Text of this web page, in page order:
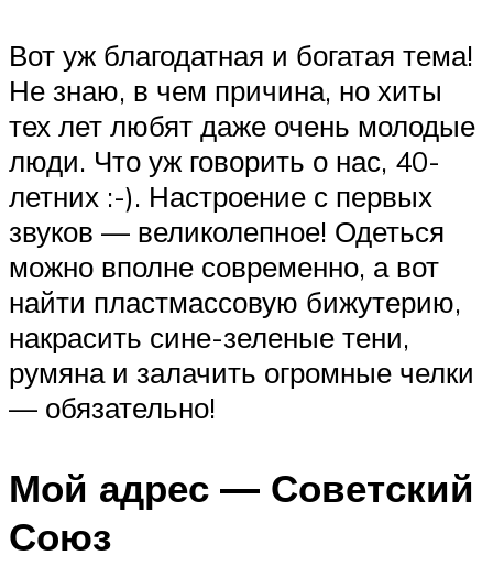
Вот уж благодатная и богатая тема!
Не знаю, в чем причина, но хиты
тех лет любят даже очень молодые
люди. Что уж говорить о нас, 40-
летних :-). Настроение с первых
звуков — великолепное! Одеться
можно вполне современно, а вот
найти пластмассовую бижутерию,
накрасить сине-зеленые тени,
румяна и залачить огромные челки
— обязательно!
Мой адрес — Советский
Союз